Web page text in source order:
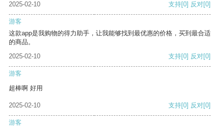
2025-02-10
支持[0] 反对[0]
游客
这款app是我购物的得力助手，让我能够找到最优惠的价格，买到最合适
的商品。
2025-02-10
支持[0] 反对[0]
游客
超棒啊 好用
2025-02-10 支持[0] 反对[0]
游客